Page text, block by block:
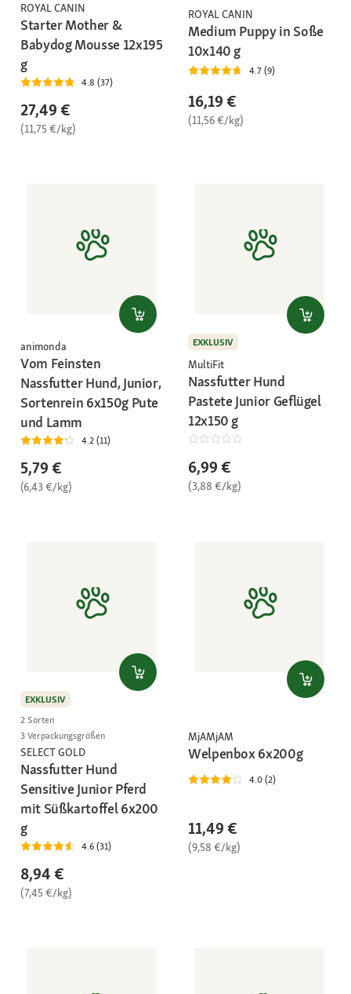
ROYAL CANIN
Starter Mother &
Babydog Mousse 12x195
g
4.8 (37)
27,49 €
(11,75 €/kg)
ROYAL CANIN
Medium Puppy in Soße
10x140 g
4.7 (9)
16,19 €
(11,56 €/kg)
animonda
Vom Feinsten
Nassfutter Hund, Junior,
Sortenrein 6x150g Pute
und Lamm
4.2 (11)
5,79 €
(6,43 €/kg)
EXKLUSIV
MultiFit
Nassfutter Hund
Pastete Junior Geflügel
12x150 g
6,99 €
(3,88 €/kg)
EXKLUSIV
2 Sorten
3 Verpackungsgrößen
SELECT GOLD
Nassfutter Hund
Sensitive Junior Pferd
mit Süßkartoffel 6x200
g
4.6 (31)
8,94 €
(7,45 €/kg)
MjAMjAM
Welpenbox 6x200g
4.0 (2)
11,49 €
(9,58 €/kg)